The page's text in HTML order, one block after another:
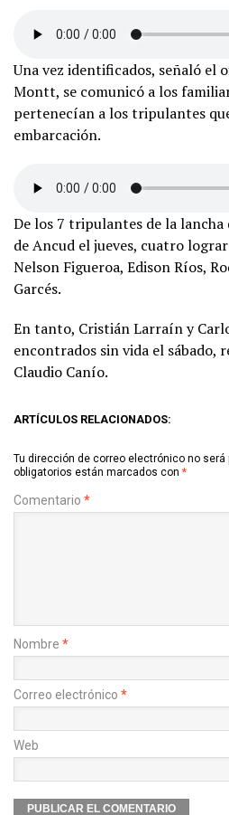
Una vez identificados, señaló el
Montt, se comunicó a los
pertenecían a los tripulantes
embarcación.
De los 7 tripulantes de la
de Ancud el jueves, cuatro
Nelson Figueroa, Edison Ríos,
Garcés.
En tanto, Cristián Larraín y
encontrados sin vida el sábado,
Claudio Canío.
ARTÍCULOS RELACIONADOS:
Tu dirección de correo electrónico no será
obligatorios están marcados con *
Comentario *
Nombre *
Correo electrónico *
Web